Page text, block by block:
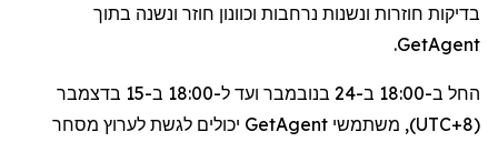
בדיקות חוזרות ונשנות נרחבות וכוונון חוזר ונשנה בתוך
GetAgent
.
החל ב-18:00 ב-24 בנובמבר ועד ל-18:00 ב-15 בדצמבר
(
UTC+8), משתמשי GetAgent יכולים לגשת לערוץ מסחר